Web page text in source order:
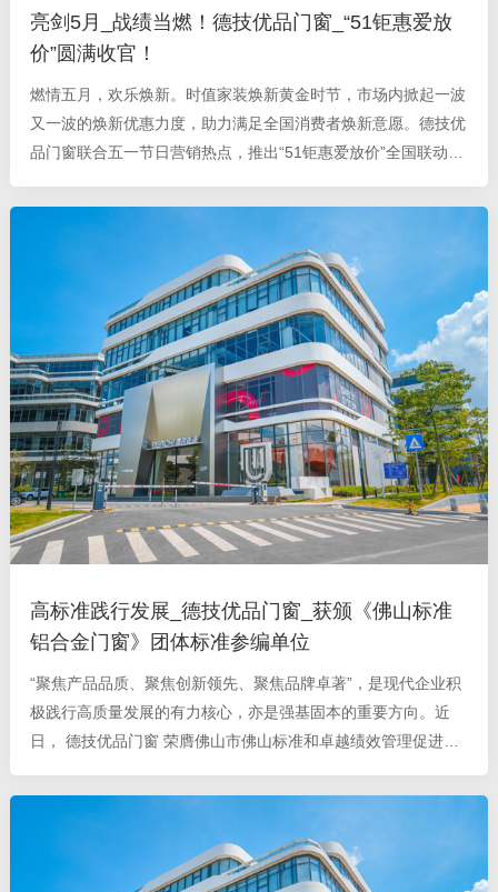
亮剑5月_战绩当燃！德技优品门窗_“51钜惠爱放
价”圆满收官！
燃情五月，欢乐焕新。时值家装焕新黄金时节，市场内掀起一波
又一波的焕新优惠力度，助力满足全国消费者焕新意愿。德技优
品门窗联合五一节日营销热点，推出“51钜惠爱放价”全国联动大
撼福利疯狂送！携手
高标准践行发展_德技优品门窗_获颁《佛山标准
铝合金门窗》团体标准参编单位
“聚焦产品品质、聚焦创新领先、聚焦品牌卓著”，是现代企业积
极践行高质量发展的有力核心，亦是强基固本的重要方向。近
日， 德技优品门窗 荣膺佛山市佛山标准和卓越绩效管理促进会
，彰显企业其卓越的产品实